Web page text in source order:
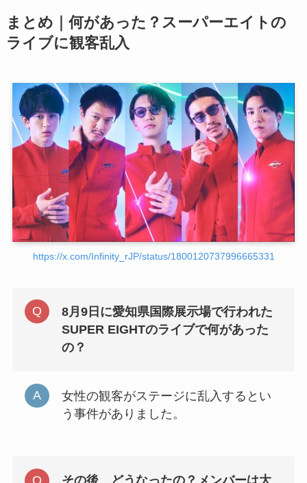
まとめ｜何があった？スーパーエイトの
ライブに観客乱入
https://x.com/Infinity_rJP/status/1800120737996665331
8月9日に愛知県国際展示場で行われた
SUPER EIGHTのライブで何があった
の？
女性の観客がステージに乱入するとい
う事件がありました。